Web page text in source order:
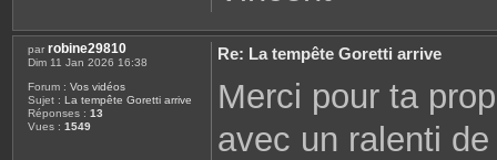
par robine29810
Dim 11 Jan 2026 16:38
Forum : Vos vidéos
Sujet : La tempête Goretti arrive
Réponses : 13
Vues : 1549
Re: La tempête Goretti arrive
Merci pour ta
avec un ralenti